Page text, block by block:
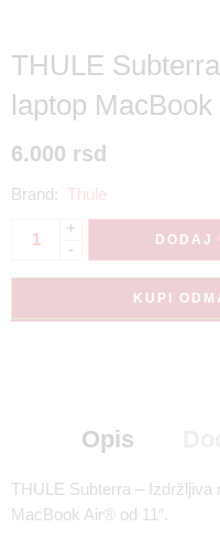
THULE
laptop MacBook
6.000 rsd
Brand: Thule
+
-
DODAJ
KUPI
Opis
THULE Subterra – Izdržljiva
MacBook Air® od 11″.